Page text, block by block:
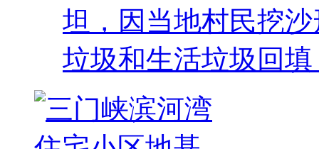
坦，因当地村民挖
垃圾和生活垃圾回